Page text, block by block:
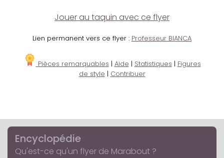
Jouer au taquin avec ce flyer
Lien permanent vers ce flyer : Professeur BIANCA
Pièces remarquables | Aide | Statistiques | Figures
de style | Contribuer
Encyclopédie
Qu'est-ce qu'un flyer de Marabout ?